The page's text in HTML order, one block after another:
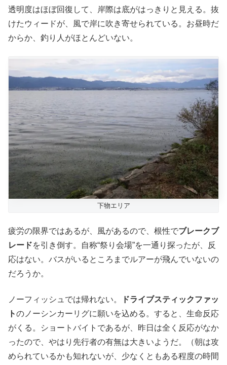
透明度はほぼ回復して、岸際は底がはっきりと見える。抜
けたウィードが、風で岸に吹き寄せられている。お昼時だ
からか、釣り人がほとんどいない。
下物エリア
疲労の限界ではあるが、風があるので、根性でブレークブ
レードを引き倒す。自称“祭り会場”を一通り探ったが、反
応はない。バスがいるところまでルアーが飛んでいないの
だろうか。
ノーフィッシュでは帰れない。
ドライブスティックファッ
トのノーシンカーリグに願いを込める。すると、生命反応
がくる。ショートバイトであるが、昨日は全く反応がなか
ったので、やはり先行者の有無は大きいようだ。（朝は攻
められているかも知れないが、少なくともある程度の時間